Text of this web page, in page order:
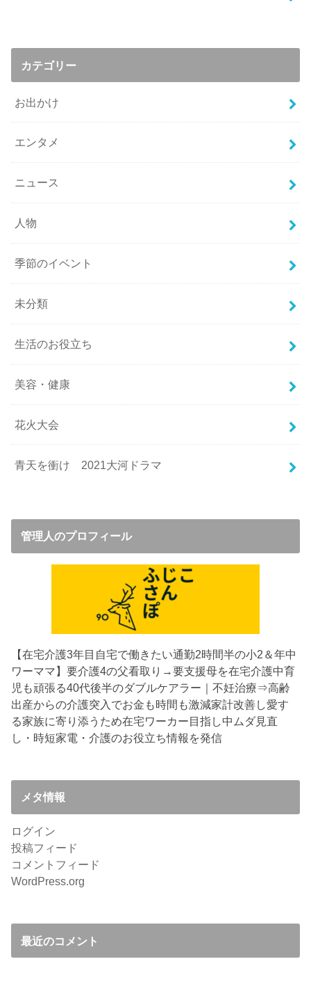
カテゴリー
お出かけ
エンタメ
ニュース
人物
季節のイベント
未分類
生活のお役立ち
美容・健康
花火大会
青天を衝け 2021大河ドラマ
管理人のプロフィール
【在宅介護3年目 自宅で働きたい通勤2時間半の小2＆年中
ワーママ】要介護4の父看取り→要支援母を在宅介護中育
児も頑張る40代後半のダブルケアラー｜不妊治療⇒高齢
出産からの介護突入でお金も時間も激減家計改善し愛す
る家族に寄り添うため在宅ワーカー目指し中 ムダ見直
し・時短家電・介護のお役立ち情報を発信
メタ情報
ログイン
投稿フィード
コメントフィード
WordPress.org
最近のコメント